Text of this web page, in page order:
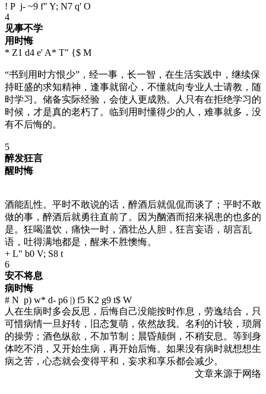
! P j- ~9 f" Y; N7 q' O
4
见事不学
用时悔
* Z1 d4 e' A* T" {$ M
“书到用时方恨少”，经一事，长一智，在生活实践中，继续保
持旺盛的求知精神，逢事就留心，不懂就向专业人士请教，随
时学习。储备实际经验，会使人更成熟。人只有在拒绝学习的
时候，才是真的老朽了。临到用时懂得少的人，难事就多，没
有不后悔的。
5
醉发狂言
醒时悔
酒能乱性。平时不敢说的话，醉酒后就侃侃而谈了；平时不敢
做的事，醉酒后就勇往直前了。因为酗酒而招来祸患的也多的
是。狂喝滥饮，痛快一时，酒壮怂人胆，狂言妄语，胡言乱
语，吐得满地都是，醒来不胜懊悔。
+ L" b0 V; S8 t
6
安不将息
病时悔
# N p) w* d- p6 |) f5 K2 g9 t$ W
人在生病时多会反思，后悔自己没能按时作息，劳逸结合，只
可惜病情一旦好转，旧态复萌，依然故我。名利的计较，琐屑
的操劳；酒色纵欲，不加节制；晨昏颠倒，不稍安息。等到身
体吃不消，又开始生病，再开始后悔。如果没有病时就想想生
病之苦，心态就会变得平和，妄求和享乐都会减少。
文章来源于网络